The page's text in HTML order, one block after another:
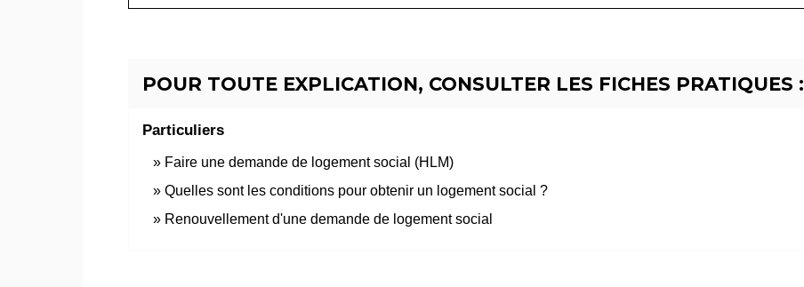
POUR TOUTE EXPLICATION, CONSULTER LES FICHES PRATIQUES :
Particuliers
Faire une demande de logement social (HLM)
Quelles sont les conditions pour obtenir un logement social ?
Renouvellement d'une demande de logement social